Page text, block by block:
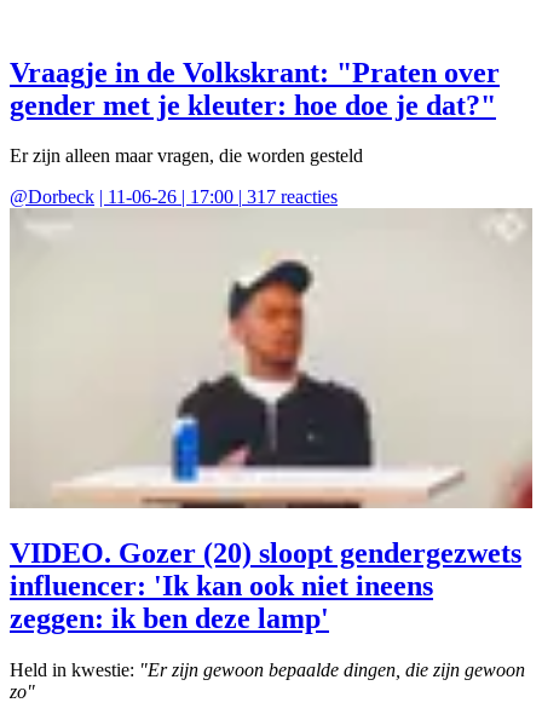
Vraagje in de Volkskrant: "Praten over
gender met je kleuter: hoe doe je dat?"
Er zijn alleen maar vragen, die worden gesteld
@Dorbeck 11-06-26 | 17:00 317 reacties
VIDEO. Gozer (20) sloopt gendergezwets
influencer: 'Ik kan ook niet ineens
zeggen: ik ben deze lamp'
Held in kwestie: "Er zijn gewoon bepaalde dingen, die zijn gewoon
zo"